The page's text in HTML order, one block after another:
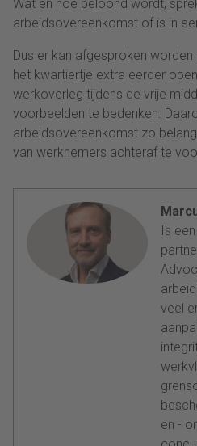
Wat en hoe beloond wordt,
arbeidsovereenkomst of is in
Dus er kan afgesproken
het kwartiertje extra eerder
werkoverleg tijdens de vrije
voorbeelden te bedenken.
arbeidsovereenkomst zo
van werknemers achteraf te
Is
veel
en -